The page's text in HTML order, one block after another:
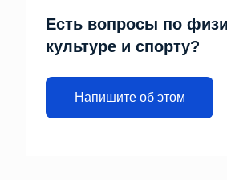
Есть вопросы по
культуре и спорту?
Напишите об этом